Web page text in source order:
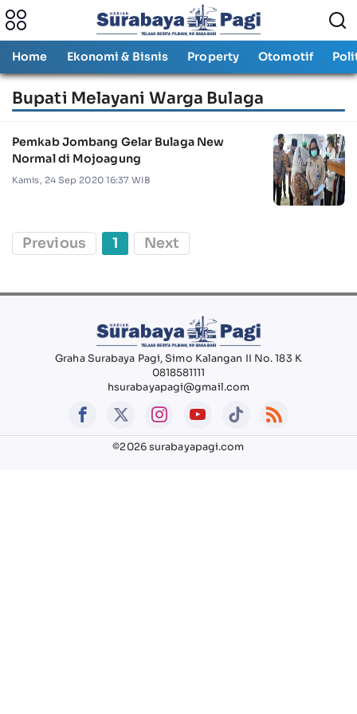
Home Ekonomi & Bisnis Property Otomotif
Bupati Melayani Warga Bulaga
Pemkab Jombang Gelar Bulaga New
Normal di Mojoagung
Kamis, 24 Sep 2020 16:37 WIB
Previous 1 Next
Graha Surabaya Pagi, Simo Kalangan II No. 183 K
0818581111
hsurabayapagi@gmail.com
©2026 surabayapagi.com